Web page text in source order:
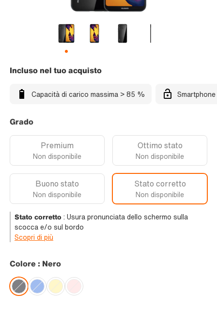
Incluso nel tuo acquisto
Capacità di carico massima > 85 %
Grado
Premium
Non disponibile
Ottimo stato
Non disponibile
Buono stato
Non disponibile
Stato corretto
Non disponibile
Stato corretto: Usura pronunciata dello schermo sulla
scocca e/o sul bordo
Scopri di più
Colore : Nero